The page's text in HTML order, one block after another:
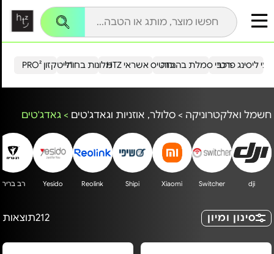
הייטקזון PRO²מלונות בחו"ל כרטיס אשראי HTZ ליסינג פרטירכבי סמלת בהנחה
חשמל ואלקטרוניקה > סלולר, אוזניות וגאדג'טים > גאדג'טים
dji
Switcher
Xiaomi
Shipi
Reolink
Yesido רב בריח
סינון ומיון 212תוצאות